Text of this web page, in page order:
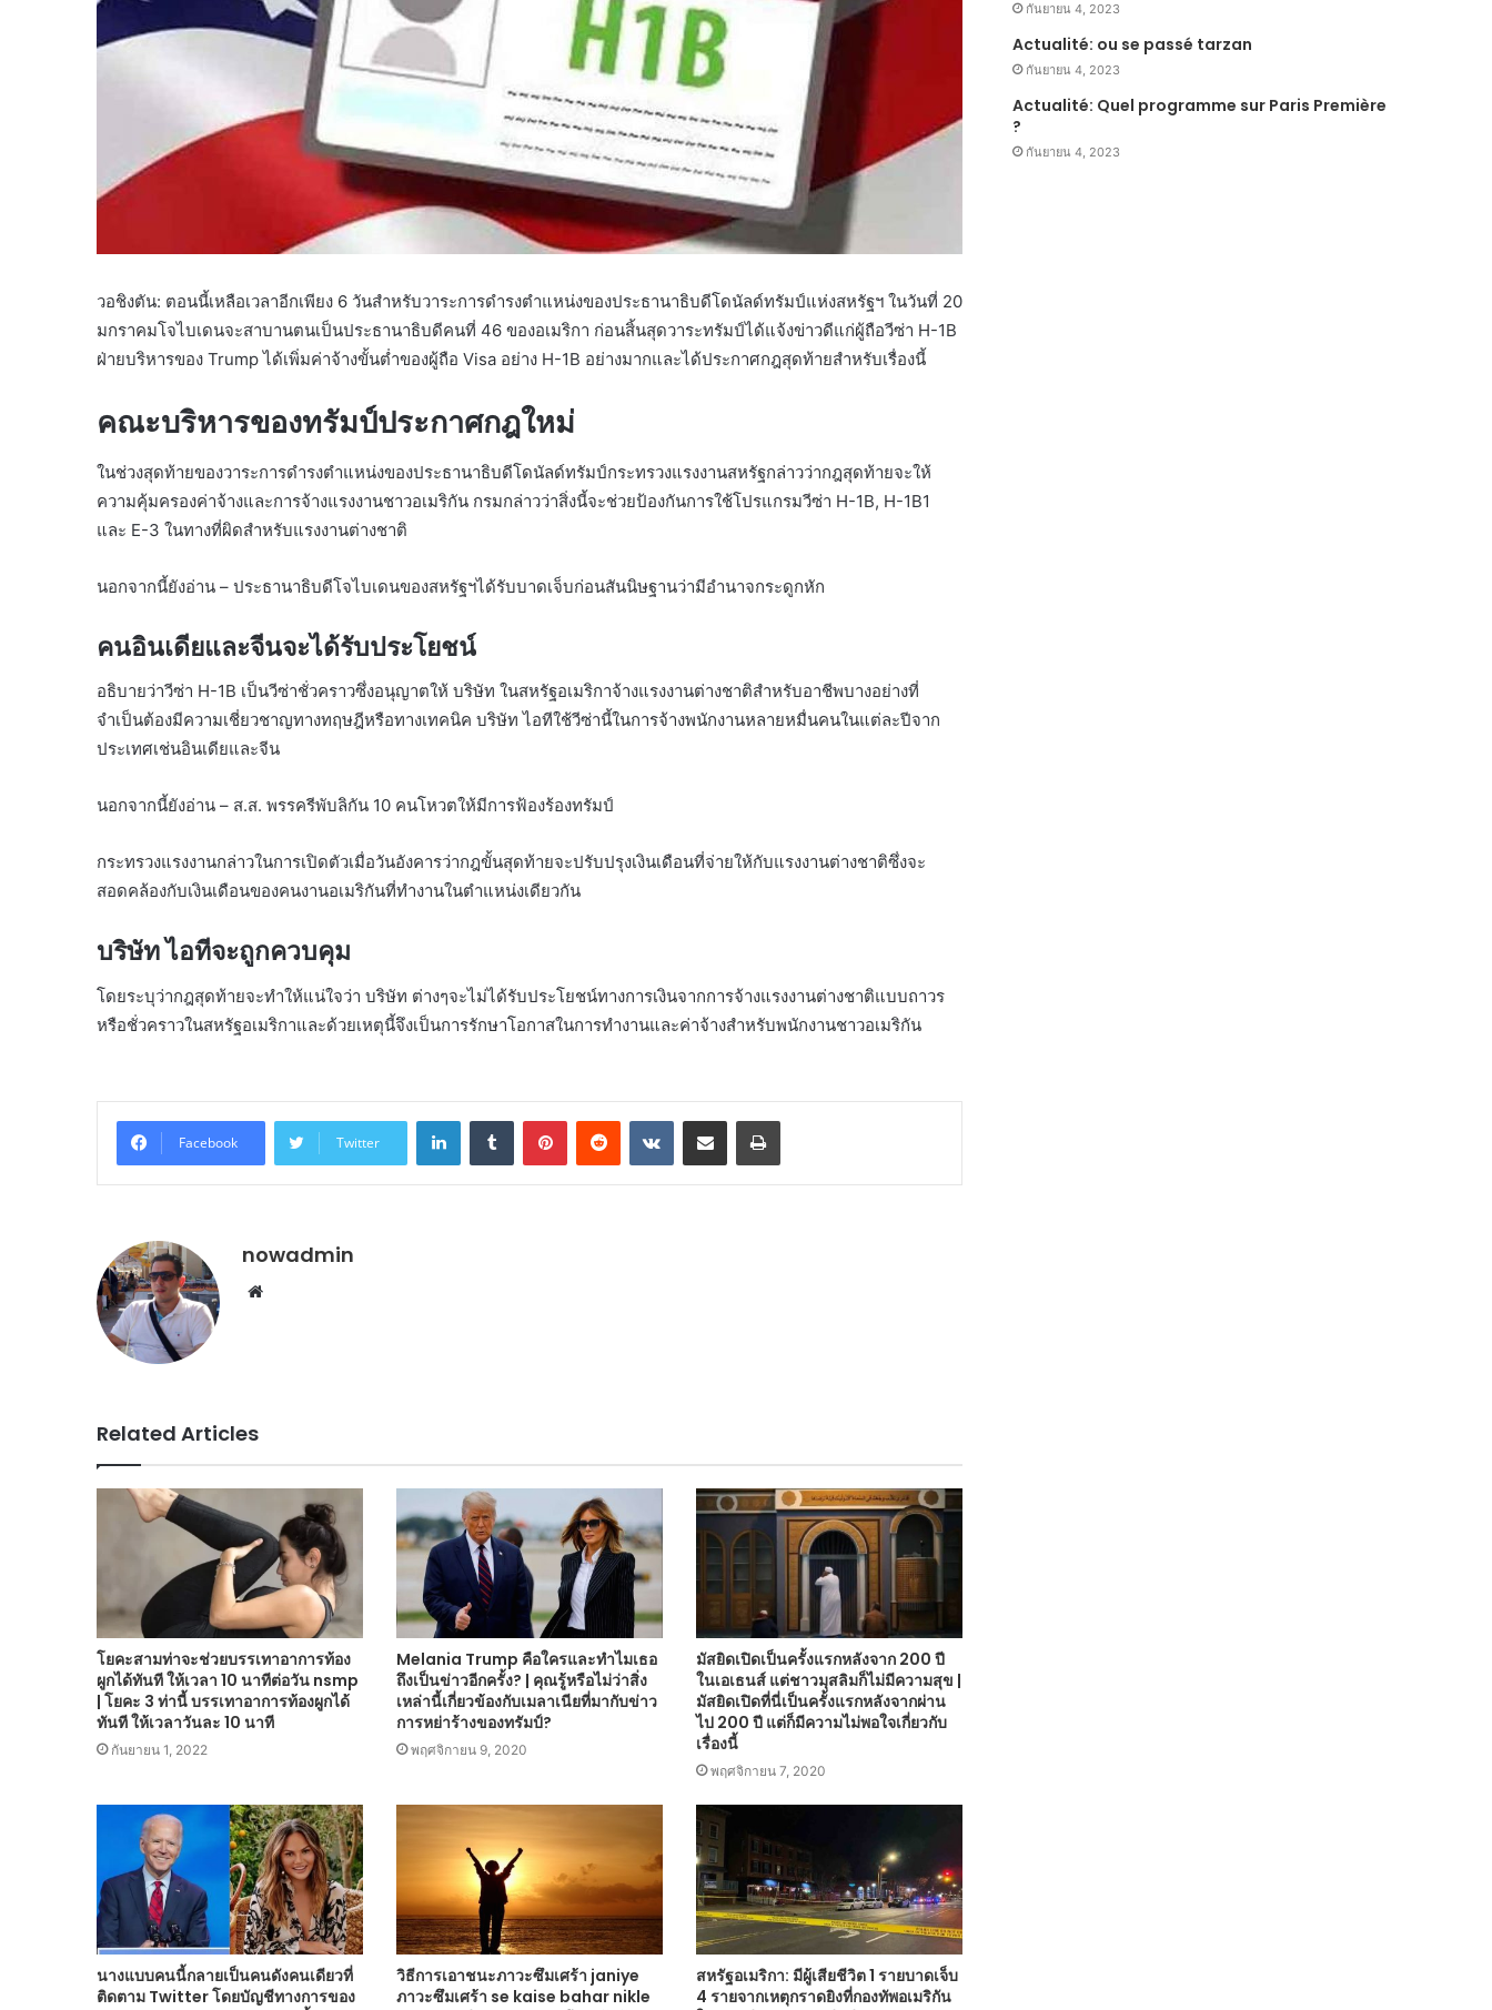
วอชิงตัน: ​​ตอนนี้เหลือเวลาอีกเพียง 6 วันสำหรับวาระการดำรงตำแหน่งของประธานาธิบดีโดนัลด์ทรัมป์แห่งสหรัฐฯ ในวันที่ 20
มกราคมโจไบเดนจะสาบานตนเป็นประธานาธิบดีคนที่ 46 ของอเมริกา ก่อนสิ้นสุดวาระทรัมป์ได้แจ้งข่าวดีแก่ผู้ถือวีซ่า H-1B
ฝ่ายบริหารของ Trump ได้เพิ่มค่าจ้างขั้นต่ำของผู้ถือ Visa อย่าง H-1B อย่างมากและได้ประกาศกฎสุดท้ายสำหรับเรื่องนี้
คณะบริหารของทรัมป์ประกาศกฎใหม่
ในช่วงสุดท้ายของวาระการดำรงตำแหน่งของประธานาธิบดีโดนัลด์ทรัมป์กระทรวงแรงงานสหรัฐกล่าวว่ากฎสุดท้ายจะให้
ความคุ้มครองค่าจ้างและการจ้างแรงงานชาวอเมริกัน กรมกล่าวว่าสิ่งนี้จะช่วยป้องกันการใช้โปรแกรมวีซ่า H-1B, H-1B1
และ E-3 ในทางที่ผิดสำหรับแรงงานต่างชาติ
นอกจากนี้ยังอ่าน – ประธานาธิบดีโจไบเดนของสหรัฐฯได้รับบาดเจ็บก่อนสันนิษฐานว่ามีอำนาจกระดูกหัก
คนอินเดียและจีนจะได้รับประโยชน์
อธิบายว่าวีซ่า H-1B เป็นวีซ่าชั่วคราวซึ่งอนุญาตให้ บริษัท ในสหรัฐอเมริกาจ้างแรงงานต่างชาติสำหรับอาชีพบางอย่างที่
จำเป็นต้องมีความเชี่ยวชาญทางทฤษฎีหรือทางเทคนิค บริษัท ไอทีใช้วีซ่านี้ในการจ้างพนักงานหลายหมื่นคนในแต่ละปีจาก
ประเทศเช่นอินเดียและจีน
นอกจากนี้ยังอ่าน – ส.ส. พรรครีพับลิกัน 10 คนโหวตให้มีการฟ้องร้องทรัมป์
กระทรวงแรงงานกล่าวในการเปิดตัวเมื่อวันอังคารว่ากฎขั้นสุดท้ายจะปรับปรุงเงินเดือนที่จ่ายให้กับแรงงานต่างชาติซึ่งจะ
สอดคล้องกับเงินเดือนของคนงานอเมริกันที่ทำงานในตำแหน่งเดียวกัน
บริษัท ไอทีจะถูกควบคุม
โดยระบุว่ากฎสุดท้ายจะทำให้แน่ใจว่า บริษัท ต่างๆจะไม่ได้รับประโยชน์ทางการเงินจากการจ้างแรงงานต่างชาติแบบถาวร
หรือชั่วคราวในสหรัฐอเมริกาและด้วยเหตุนี้จึงเป็นการรักษาโอกาสในการทำงานและค่าจ้างสำหรับพนักงานชาวอเมริกัน
Facebook Twitter
LinkedInTumblr PinterestReddit VKontakteShare via Email Print
nowadmin
Website
Related Articles
โยคะสามท่าจะช่วยบรรเทาอาการท้อง
ผูกได้ทันที ให้เวลา 10 นาทีต่อวัน nsmp
| โยคะ 3 ท่านี้ บรรเทาอาการท้องผูกได้
ทันที ให้เวลาวันละ 10 นาที
กันยายน 1, 2022
Melania Trump คือใครและทำไมเธอ
ถึงเป็นข่าวอีกครั้ง? | คุณรู้หรือไม่ว่าสิ่ง
เหล่านี้เกี่ยวข้องกับเมลาเนียที่มากับข่าว
การหย่าร้างของทรัมป์?
พฤศจิกายน 9, 2020
มัสยิดเปิดเป็นครั้งแรกหลังจาก 200 ปี
ในเอเธนส์ แต่ชาวมุสลิมก็ไม่มีความสุข |
มัสยิดเปิดที่นี่เป็นครั้งแรกหลังจากผ่าน
ไป 200 ปี แต่ก็มีความไม่พอใจเกี่ยวกับ
เรื่องนี้
พฤศจิกายน 7, 2020
นางแบบคนนี้กลายเป็นคนดังคนเดียวที่
ติดตาม Twitter โดยบัญชีทางการของ
วิธีการเอาชนะภาวะซึมเศร้า janiye
ภาวะซึมเศร้า se kaise bahar nikle
สหรัฐอเมริกา: มีผู้เสียชีวิต 1 รายบาดเจ็บ
4 รายจากเหตุกราดยิงที่กองทัพอเมริกัน
กันยายน 4, 2023
Actualité: ou se passé tarzan
กันยายน 4, 2023
Actualité: Quel programme sur Paris Première
?
กันยายน 4, 2023